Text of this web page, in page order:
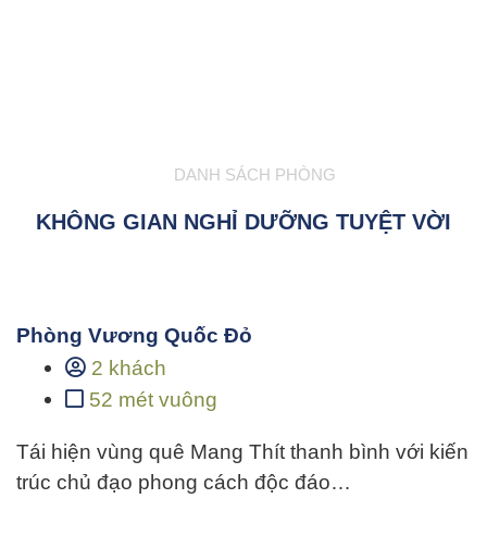
DANH SÁCH PHÒNG
KHÔNG GIAN NGHỈ DƯỠNG TUYỆT VỜI
Phòng Vương Quốc Đỏ
2 khách
52 mét vuông
Tái hiện vùng quê Mang Thít thanh bình với kiến
trúc chủ đạo phong cách độc đáo…